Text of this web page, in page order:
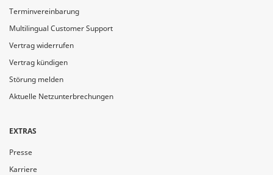
Terminvereinbarung
Multilingual Customer Support
Vertrag widerrufen
Vertrag kündigen
Störung melden
Aktuelle Netzunterbrechungen
EXTRAS
Presse
Karriere